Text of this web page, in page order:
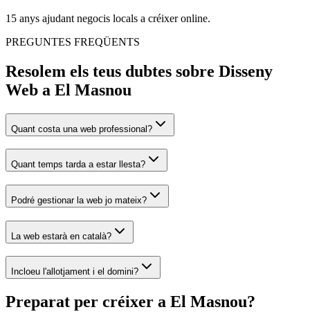
15 anys ajudant negocis locals a créixer online.
PREGUNTES FREQÜENTS
Resolem els teus dubtes sobre Disseny
Web a El Masnou
Quant costa una web professional?
Quant temps tarda a estar llesta?
Podré gestionar la web jo mateix?
La web estarà en català?
Incloeu l'allotjament i el domini?
Preparat per créixer a El Masnou?